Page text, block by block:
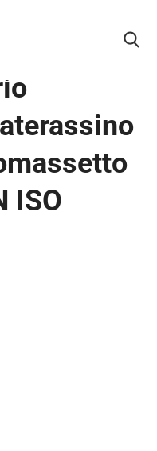
ISO